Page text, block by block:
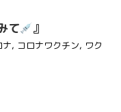
て 』
ナ, コロナワクチン, ワク